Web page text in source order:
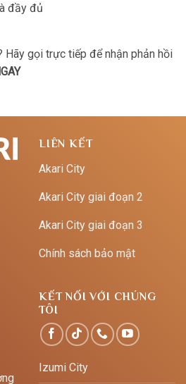
đầy đủ
Hãy gọi trực tiếp để nhận phản hồi
LIÊN KẾT
Akari City
Akari City giai đoạn 2
Akari City giai đoạn 3
Chính sách bảo mật
KẾT NỐI VỚI CHÚNG
TÔI
Izumi City